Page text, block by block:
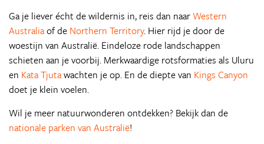
Ga je liever écht de wildernis in, reis dan naarWestern
Australiaof de Northern Territory. Hier rijd je door de
woestijn van Australië. Eindeloze rode landschappen
schieten aan je voorbij. Merkwaardige rotsformaties als Uluru
en Kata Tjutawachten je op. En de diepte van Kings Canyon
doet je klein voelen.
Wil je meer natuurwonderen ontdekken? Bekijk dan de
nationale parken van Australië!